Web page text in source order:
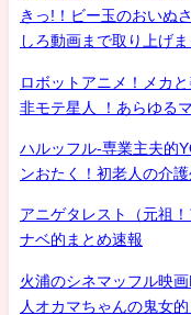
きっ!！ビー玉のおいぬ
しろ動画まで取り上げ
ロボットアニメ！メカ
非モテ星人 ！あらゆる
ハルッフル-専業主夫的
ンおたく！初老人の介
アニゲタレスト（元祖
ナベ的まとめ速報
火浦のシネマッフル映
人オカマちゃんの鬼女